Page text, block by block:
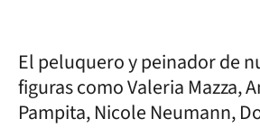
El peluquero y peinador de
figuras como Valeria Mazza,
Pampita, Nicole Neumann,